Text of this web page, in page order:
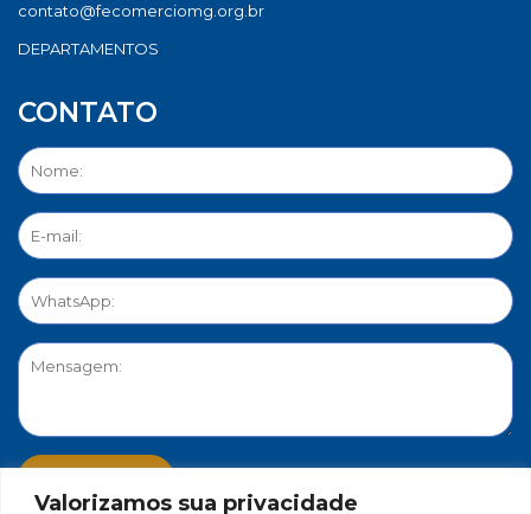
Valorizamos sua privacidade
contato@fecomerciomg.org.br
DEPARTAMENTOS
CONTATO